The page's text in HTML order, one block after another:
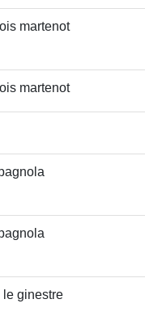
martenot
martenot
ginestre